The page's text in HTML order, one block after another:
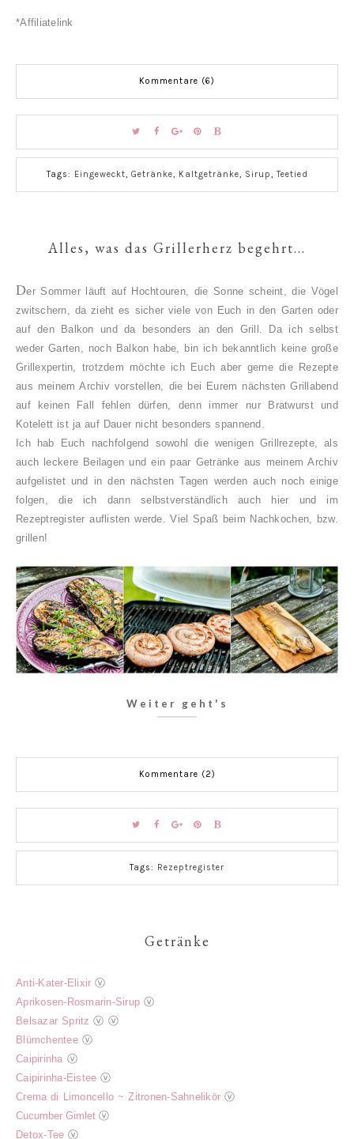
*Affiliatelink
Kommentare (6)
Tags: Eingeweckt, Getränke, Kaltgetränke, Sirup,Teetied
Alles, was das Grillerherz begehrt...
Der Sommer läuft auf Hochtouren, die Sonne scheint, die Vögel
zwitschern, da zieht es sicher viele von Euch in den Garten oder
auf den Balkon und da besonders an den Grill. Da ich selbst
weder Garten, noch Balkon habe, bin ich bekanntlich keine große
Grillexpertin, trotzdem möchte ich Euch aber gerne die Rezepte
aus meinem Archiv vorstellen, die bei Eurem nächsten Grillabend
auf keinen Fall fehlen dürfen, denn immer nur Bratwurst und
Kotelett ist ja auf Dauer nicht besonders spannend.
Ich hab Euch nachfolgend sowohl die wenigen Grillrezepte, als
auch leckere Beilagen und ein paar Getränke aus meinem Archiv
aufgelistet und in den nächsten Tagen werden auch noch einige
folgen, die ich dann selbstverständlich auch hier und im
Rezeptregister auflisten werde.Viel Spaß beim Nachkochen, bzw.
grillen!
Weiter geht's
Kommentare (2)
Tags: Rezeptregister
Getränke
Anti-Kater-Elixir ⓥ
Aprikosen-Rosmarin-Sirup ⓥ
Belsazar Spritz ⓥ ⓥ
Blümchentee ⓥ
Caipirinha ⓥ
Caipirinha-Eistee ⓥ
Crema di Limoncello ~ Zitronen-Sahnelikör ⓥ
Cucumber Gimlet ⓥ
Detox-Tee ⓥ